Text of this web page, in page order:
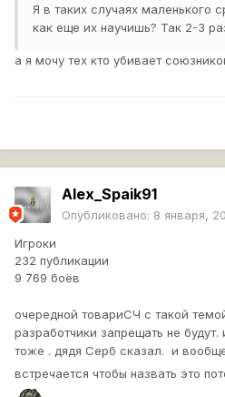
Я в таких случаях маленького
как еще их научишь? Так 2-3
а я мочу тех кто убивает
Alex_Spaik91
Опубликовано: 8 января,
Игроки
232 публикации
9 769 боёв
очередной товариСЧ с такой
разработчики запрещать не будут.
тоже . дядя Серб сказал. и
встречается чтобы назвать это